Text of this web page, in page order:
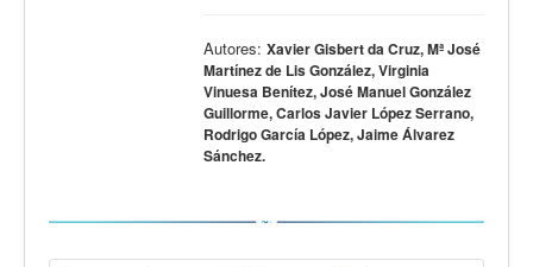
Autores: Xavier Gisbert da Cruz, Mª José
Martínez de Lis González, Virginia
Vinuesa Benítez, José Manuel González
Guillorme, Carlos Javier López Serrano,
Rodrigo García López, Jaime Álvarez
Sánchez.